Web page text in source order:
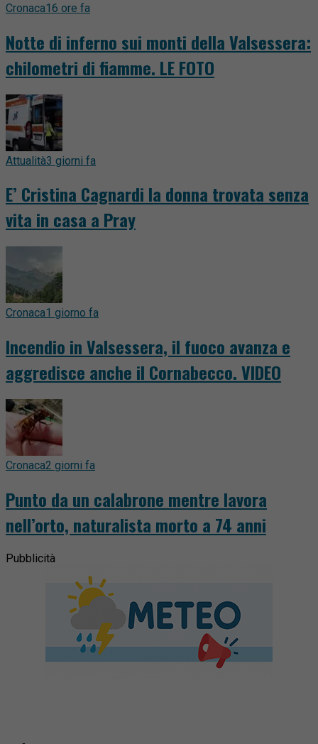
Cronaca16 ore fa
Notte di inferno sui monti della Valsessera:
chilometri di fiamme. LE FOTO
Attualità3 giorni fa
E’ Cristina Cagnardi la donna trovata senza
vita in casa a Pray
Cronaca1 giorno fa
Incendio in Valsessera, il fuoco avanza e
aggredisce anche il Cornabecco. VIDEO
Cronaca2 giorni fa
Punto da un calabrone mentre lavora
nell’orto, naturalista morto a 74 anni
Pubblicità